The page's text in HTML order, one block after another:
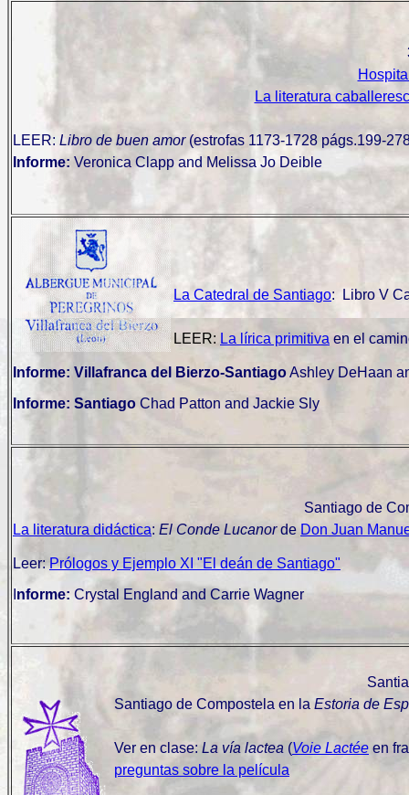
La literatura
LEER: Libro de buen amor (estrofas 1173-1728 págs.199-
Informe: Veronica Clapp and Melissa Jo Deible
La Catedral de Santiago: Libro V
LEER: La lírica primitiva en el
Informe: Villafranca del Bierzo-SantiagoAshley DeHaan
Informe: Santiago Chad Patton and Jackie Sly
Santiago de
La literatura didáctica: El Conde Lucanorde Don Juan
Leer:Prólogos y Ejemplo XI "El deán de Santiago"
nforme: Crystal England and Carrie Wagner
Santiago de Compostela en la Estoria de
Ver en clase: La vía lactea (Voie Lactée en
preguntas sobre la película